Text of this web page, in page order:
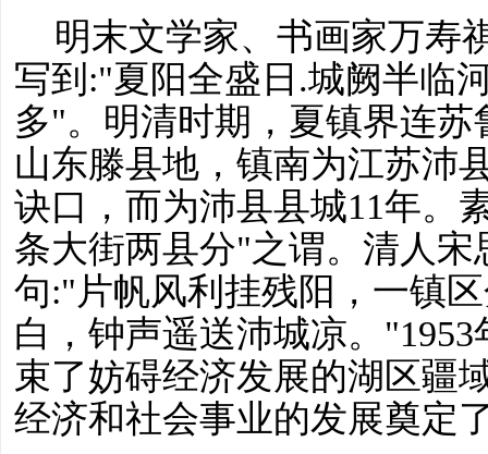
明末文学家、书画家万寿
写到 :"夏阳全盛日.城阙半临
多"。明清时期，夏镇界连
山东滕县地，镇南为江苏沛
诀口，而为沛县县城11年。
条大街两县分"之谓。清人
句:"片帆风利挂残阳，一镇
白，钟声遥送沛城凉。
束了妨碍经济发展的湖区疆
经济和社会事业的发展奠定